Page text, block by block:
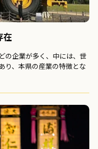
在
の企業が多く、中には、世
り、本県の産業の特徴とな